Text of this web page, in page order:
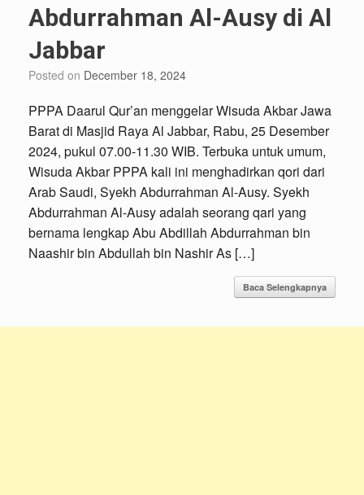
Abdurrahman Al-Ausy di Al
Jabbar
Posted on December 18, 2024
PPPA Daarul Qur’an menggelar Wisuda Akbar Jawa
Barat di Masjid Raya Al Jabbar, Rabu, 25 Desember
2024, pukul 07.00-11.30 WIB. Terbuka untuk umum,
Wisuda Akbar PPPA kali ini menghadirkan qori dari
Arab Saudi, Syekh Abdurrahman Al-Ausy. Syekh
Abdurrahman Al-Ausy adalah seorang qari yang
bernama lengkap Abu Abdillah Abdurrahman bin
Naashir bin Abdullah bin Nashir As […]
Baca Selengkapnya